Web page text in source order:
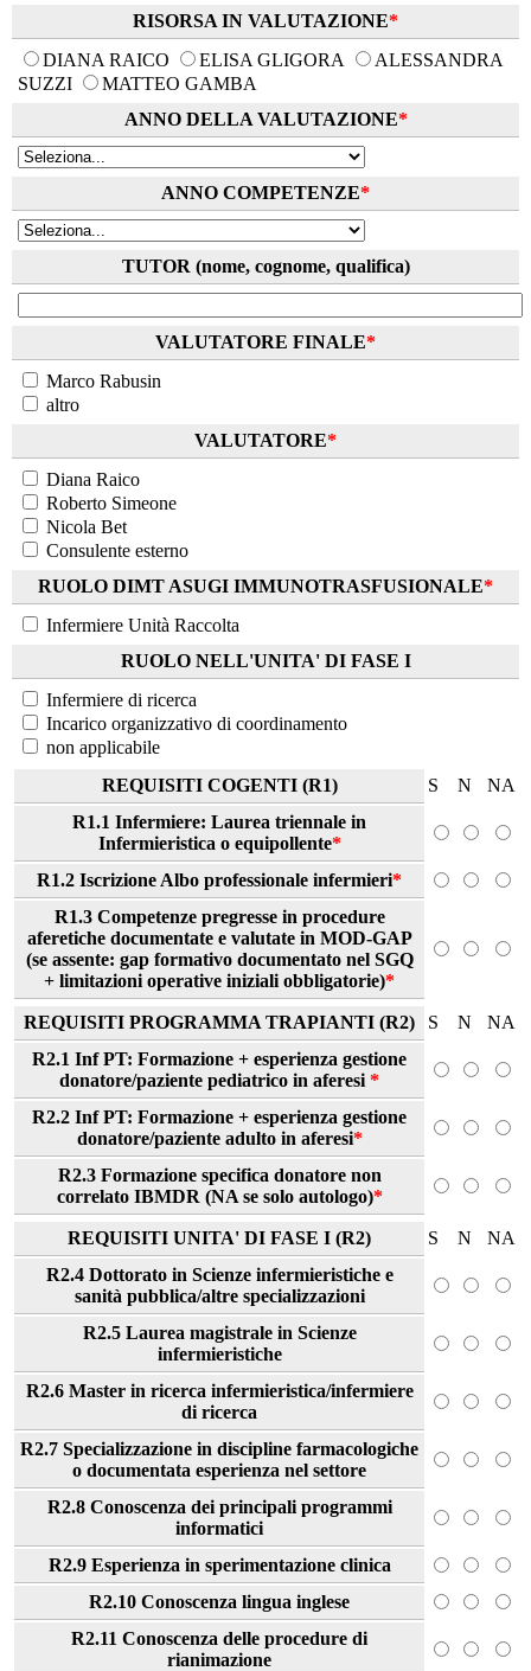
RISORSA IN VALUTAZIONE*
DIANA RAICO
ELISA GLIGORA
ALESSANDRA
SUZZI
MATTEO GAMBA
ANNO DELLA VALUTAZIONE*
ANNO COMPETENZE*
TUTOR (nome, cognome, qualifica)
VALUTATORE FINALE*
Marco Rabusin
altro
VALUTATORE*
Diana Raico
Roberto Simeone
Nicola Bet
Consulente esterno
RUOLO DIMT ASUGI IMMUNOTRASFUSIONALE*
Infermiere Unità Raccolta
RUOLO NELL'UNITA' DI FASE I
Infermiere di ricerca
Incarico organizzativo di coordinamento
non applicabile
REQUISITI COGENTI (R1)
S N
NA
R1.1 Infermiere: Laurea triennale in
Infermieristica o equipollente*
R1.2 Iscrizione Albo professionale infermieri*
R1.3 Competenze pregresse in procedure
aferetiche documentate e valutate in MOD-GAP
(se assente: gap formativo documentato nel SGQ
+ limitazioni operative iniziali obbligatorie)*
REQUISITI PROGRAMMA TRAPIANTI (R2) S N
NA
R2.1 Inf PT: Formazione + esperienza gestione
donatore/paziente pediatrico in aferesi *
R2.2 Inf PT: Formazione + esperienza gestione
donatore/paziente adulto in aferesi*
R2.3 Formazione specifica donatore non
correlato IBMDR (NA se solo autologo)*
REQUISITI UNITA' DI FASE I (R2) S N
NA
R2.4 Dottorato in Scienze infermieristiche e
sanità pubblica/altre specializzazioni
R2.5 Laurea magistrale in Scienze
infermieristiche
R2.6 Master in ricerca infermieristica/infermiere
di ricerca
R2.7 Specializzazione in discipline farmacologiche
o documentata esperienza nel settore
R2.8 Conoscenza dei principali programmi
informatici
R2.9 Esperienza in sperimentazione clinica
R2.10 Conoscenza lingua inglese
R2.11 Conoscenza delle procedure di
rianimazione